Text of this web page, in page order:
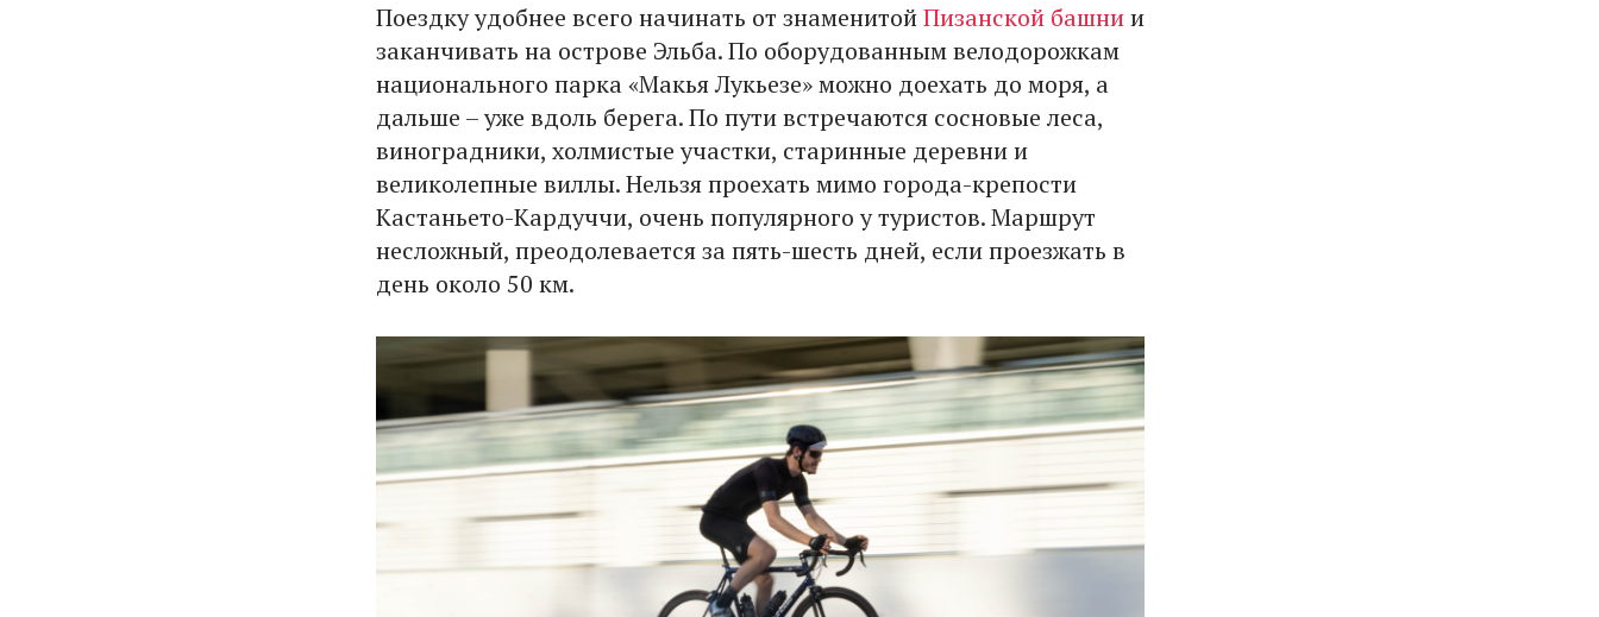
Поездку удобнее всего начинать от знаменитойПизанской башнии
заканчивать на острове Эльба. По оборудованным велодорожкам
национального парка «Макья Лукьезе» можно доехать до моря, а
дальше – уже вдоль берега. По пути встречаются сосновые леса,
виноградники, холмистые участки, старинные деревни и
великолепные виллы. Нельзя проехать мимо города-крепости
Кастаньето-Кардуччи, очень популярного у туристов. Маршрут
несложный, преодолевается за пять-шесть дней, если проезжать в
день около 50 км.